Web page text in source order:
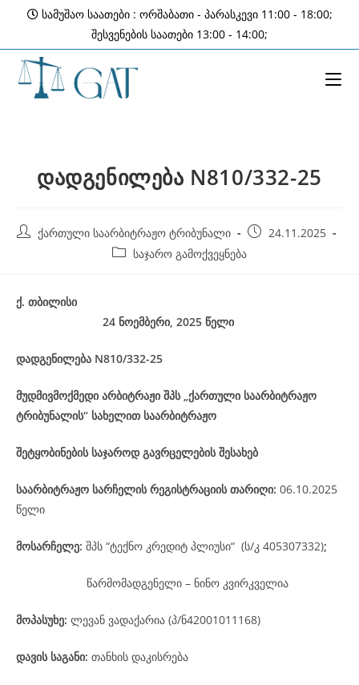
content
სამუშაო საათები : ორშაბათი - პარასკევი 11:00 - 18:00;
შესვენების საათები 13:00 - 14:00;
დადგენილება N810/332-25
Post ქართული საარბიტრაჟო ტრიბუნალი
Post 24.11.2025
Post საჯარო გამოქვეყნება
ქ. თბილისი
24 ნოემბერი, 2025 წელი
დადგენილება N810/332-25
მუდმივმოქმედი არბიტრაჟი შპს „ქართული საარბიტრაჟო
ტრიბუნალის“ სახელით საარბიტრაჟო
შეტყობინების საჯაროდ გავრცელების შესახებ
საარბიტრაჟო სარჩელის რეგისტრაციის თარიღი: 06.10.2025
წელი
მოსარჩელე: შპს “ტექნო კრედიტ პლიუსი“ (ს/კ 405307332);
წარმომადგენელი – ნინო კვირკველია
მოპასუხე: ლევან ვადაქარია (პ/ნ42001011168)
დავის საგანი: თანხის დაკისრება